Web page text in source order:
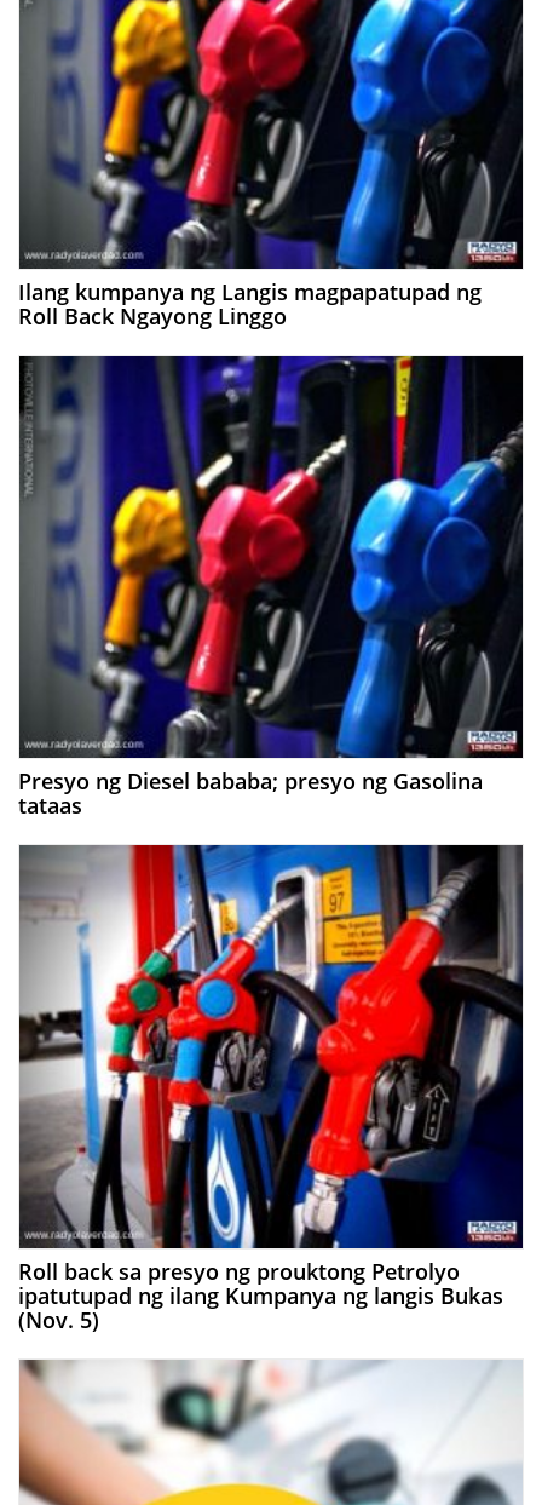
Ilang kumpanya ng Langis magpapatupad ng
Roll Back Ngayong Linggo
Presyo ng Diesel bababa; presyo ng Gasolina
tataas
Roll back sa presyo ng prouktong Petrolyo
ipatutupad ng ilang Kumpanya ng langis Bukas
(Nov. 5)